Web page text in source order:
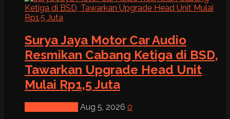
Surya Jaya Motor Car Audio
Resmikan Cabang Ketiga di BSD,
Tawarkan Upgrade Head Unit
Mulai Rp1,5 Juta
Aug 5, 2026 0